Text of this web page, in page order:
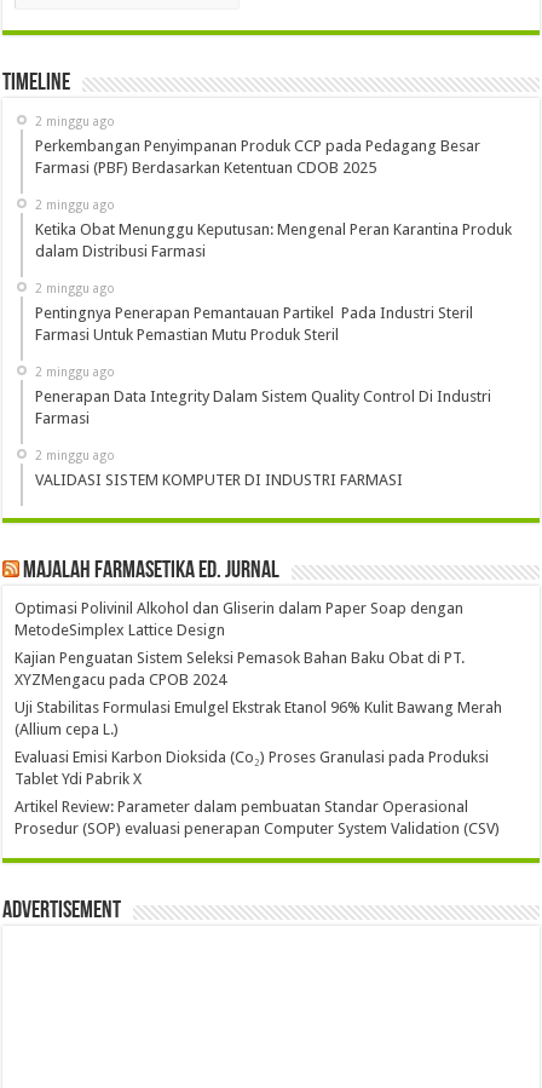
Timeline
2 minggu ago
Perkembangan Penyimpanan Produk CCP pada Pedagang Besar
Farmasi (PBF) Berdasarkan Ketentuan CDOB 2025
2 minggu ago
Ketika Obat Menunggu Keputusan: Mengenal Peran Karantina Produk
dalam Distribusi Farmasi
2 minggu ago
Pentingnya Penerapan Pemantauan Partikel Pada Industri Steril
Farmasi Untuk Pemastian Mutu Produk Steril
2 minggu ago
Penerapan Data Integrity Dalam Sistem Quality Control Di Industri
Farmasi
2 minggu ago
VALIDASI SISTEM KOMPUTER DI INDUSTRI FARMASI
Majalah Farmasetika Ed. Jurnal
Optimasi Polivinil Alkohol dan Gliserin dalam Paper Soap dengan
MetodeSimplex Lattice Design
Kajian Penguatan Sistem Seleksi Pemasok Bahan Baku Obat di PT.
XYZMengacu pada CPOB 2024
Uji Stabilitas Formulasi Emulgel Ekstrak Etanol 96% Kulit Bawang Merah
(Allium cepa L.)
Evaluasi Emisi Karbon Dioksida (Co₂) Proses Granulasi pada Produksi
Tablet Ydi Pabrik X
Artikel Review: Parameter dalam pembuatan Standar Operasional
Prosedur (SOP) evaluasi penerapan Computer System Validation (CSV)
Advertisement